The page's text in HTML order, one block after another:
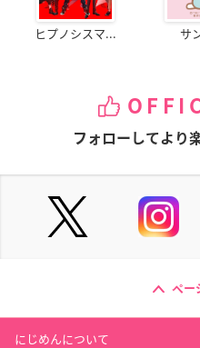
ヒプノシスマ... サ
フォローしてより
ペー
にじめんについて